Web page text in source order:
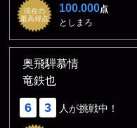
現在の
最高得点
100.000点
としまろ
奥飛騨慕情
竜鉄也
6 3 人が挑戦中！